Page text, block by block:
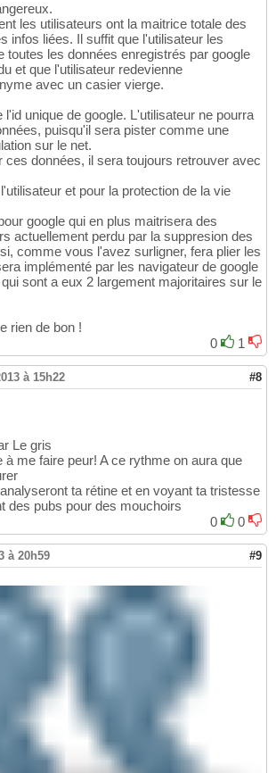
les utilisateurs ont la maitrice totale des
infos liées. Il suffit que l'utilisateur les
toutes les données enregistrés par google
et que l'utilisateur redevienne
avec un casier vierge.
l'id unique de google. L'utilisateur ne pourra
puisqu'il sera pister comme une
sur le net.
ces données, il sera toujours retrouver avec
et pour la protection de la vie
google qui en plus maitrisera des
actuellement perdu par la suppresion des
comme vous l'avez surligner, fera plier les
implémenté par les navigateur de google
sont a eux 2 largement majoritaires sur le
rien de bon !
0
1
à 15h22 #8
Le gris
me faire peur! A ce rythme on aura que
ta rétine et en voyant ta tristesse
des pubs pour des mouchoirs
0
0
à 20h59 #9